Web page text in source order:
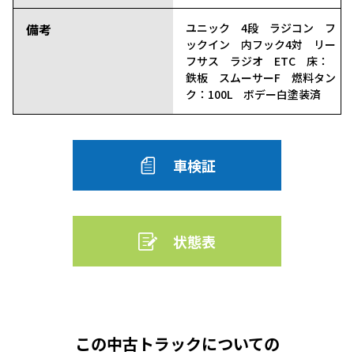
備考
ユニック 4段 ラジコン フ
ックイン 内フック4対 リー
フサス ラジオ ETC 床：
鉄板 スムーサーF 燃料タン
ク：100L ボデー白塗装済
車検証
状態表
この中古トラックについての